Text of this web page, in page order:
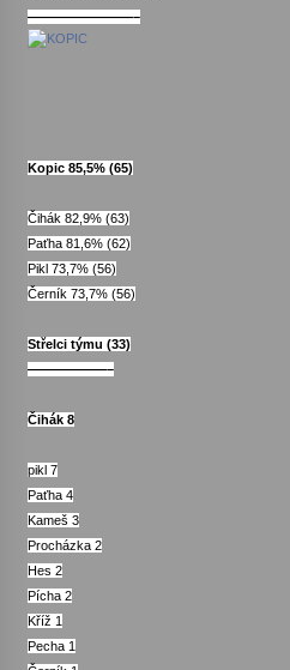
————————–
Kopic 85,5% (65)
Čihák 82,9% (63)
Paťha 81,6% (62)
Pikl 73,7% (56)
Černík 73,7% (56)
Střelci týmu (33)
——————–
Čihák 8
pikl 7
Paťha 4
Kameš 3
Procházka 2
Hes 2
Pícha 2
Kříž 1
Pecha 1